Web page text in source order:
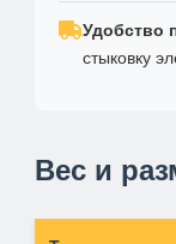
Удобство
стыковку
Вес и